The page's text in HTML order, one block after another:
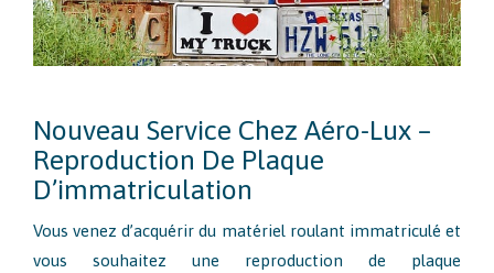
Nouveau Service Chez Aéro-Lux –
Reproduction De Plaque
D’immatriculation
Vous venez d’acquérir du matériel roulant immatriculé et
vous souhaitez une reproduction de plaque